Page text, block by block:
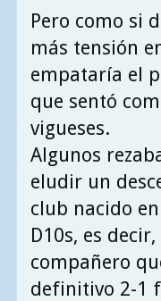
Pero como si
más tensión
empataría el
que sentó
vigueses.
Algunos
eludir un
club nacido
D10s, es
compañero
definitivo 2-1